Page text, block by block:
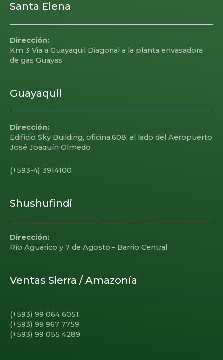
Santa Elena
Dirección:
Km 3 Via a Guayaquil Diagonal a la planta envasadora
de gas Guayas
Guayaquil
Dirección:
Edificio Sky Building, oficina 608, al lado del Aeropuerto
José Joaquín Olmedo
(+593-4) 3914100
Shushufindi
Dirección:
Río Aguarico y 7 de Agosto – Barrio Central
Ventas Sierra / Amazonía
(+593) 99 064 6051
(+593) 99 967 7759
(+593) 99 055 4289